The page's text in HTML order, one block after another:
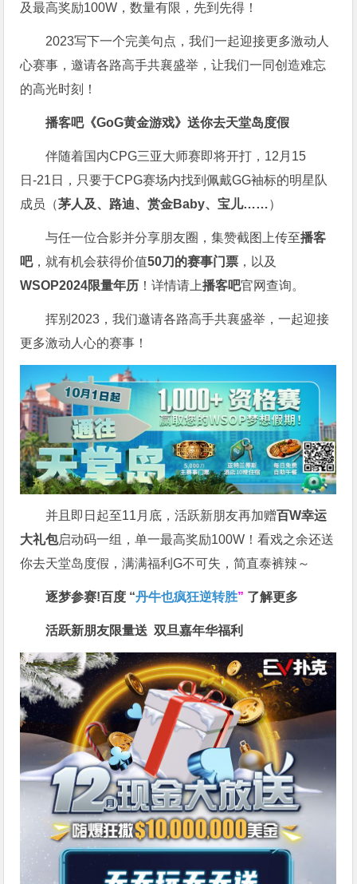
及最高奖励100W，数量有限，先到先得！
2023写下一个完美句点，我们一起迎接更多激动人
心赛事，邀请各路高手共襄盛举，让我们一同创造难忘
的高光时刻！
播客吧《GoG黄金游戏》送你去天堂岛度假
伴随着国内CPG三亚大师赛即将开打，12月15
日-21日，只要于CPG赛场内找到佩戴GG袖标的明星队
成员（茅人及、路迪、赏金Baby、宝儿……）
与任一位合影并分享朋友圈，集赞截图上传至播客
吧，就有机会获得价值50刀的赛事门票 ，以及
WSOP2024限量年历 ！详情请上播客吧官网查询。
挥别2023，我们邀请各路高手共襄盛举，一起迎接
更多激动人心的赛事！
并且即日起至11月底，活跃新朋友再加赠百W幸运
大礼包启动码一组，单一最高奖励100W！看戏之余还送
你去天堂岛度假，满满福利G不可失，简直泰裤辣～
逐梦参赛!百度 “丹牛也疯狂逆转胜” 了解更多
活跃新朋友限量送双旦嘉年华福利